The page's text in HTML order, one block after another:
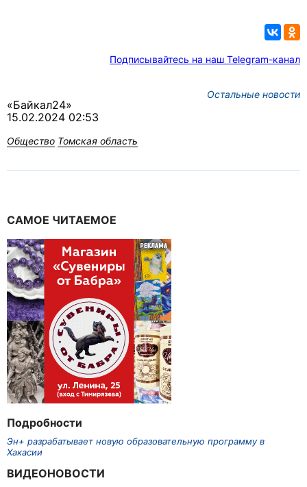
Подписывайтесь на наш Telegram-канал
Остальные новости
«Байкал24»
15.02.2024 02:53
Общество Томская область
САМОЕ ЧИТАЕМОЕ
Подробности
Эн+ разрабатывает новую образовательную программу в
Хакасии
ВИДЕОНОВОСТИ